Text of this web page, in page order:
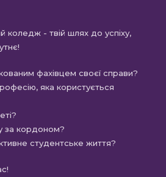
коледж - твій шлях до успіху,
фахівцем своєї справи?
яка користується
за кордоном?
студентське життя?